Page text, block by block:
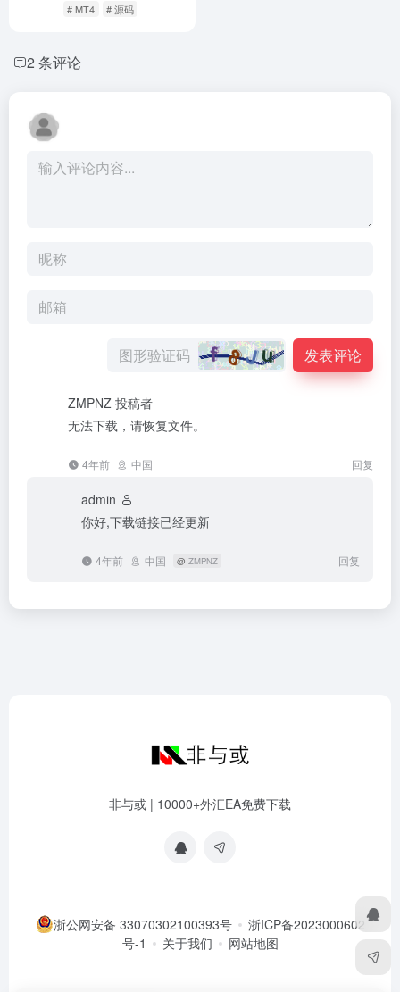
# MT4 # 源码
2 条评论
发表评论
ZMPNZ 投稿者
无法下载，请恢复文件。
4年前 中国 回复
admin
你好,下载链接已经更新
4年前 中国 @ ZMPNZ 回复
非与或 | 10000+外汇EA免费下载
浙公网安备 33070302100393号
浙ICP备2023000602
号-1
关于我们 网站地图